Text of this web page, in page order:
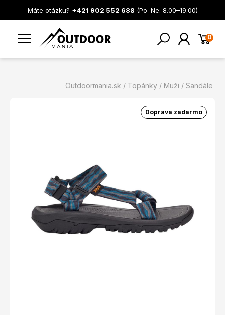
Máte otázku? +421 902 552 688 (Po–Ne: 8.00–19.00)
0
Outdoormania.sk Topánky Muži Sandále
Doprava zadarmo